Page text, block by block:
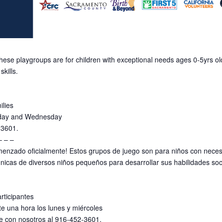
playgroups are for children with exceptional needs ages 0-5yrs
and Wednesday
– –
oficialmente! Estos grupos de juego son para niños con
de diversos niños pequeños para desarrollar sus habilidades
una hora los lunes y miércoles
con nosotros al 916-452-3601.